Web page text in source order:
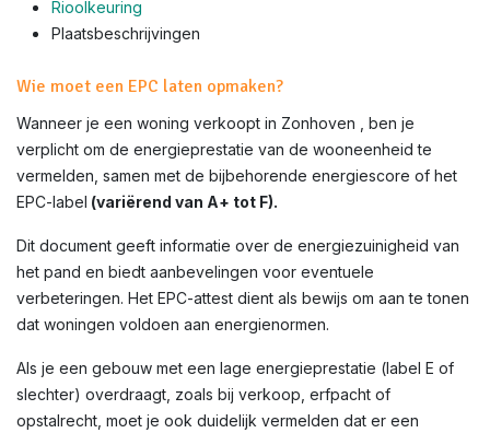
Rioolkeuring
Plaatsbeschrijvingen
Wie moet een EPC laten opmaken?
Wanneer je een woning verkoopt in Zonhoven , ben je
verplicht om de energieprestatie van de wooneenheid te
vermelden, samen met de bijbehorende energiescore of het
EPC-label (variërend van A+ tot F).
Dit document geeft informatie over de energiezuinigheid van
het pand en biedt aanbevelingen voor eventuele
verbeteringen. Het EPC-attest dient als bewijs om aan te tonen
dat woningen voldoen aan energienormen.
Als je een gebouw met een lage energieprestatie (label E of
slechter) overdraagt, zoals bij verkoop, erfpacht of
opstalrecht, moet je ook duidelijk vermelden dat er een